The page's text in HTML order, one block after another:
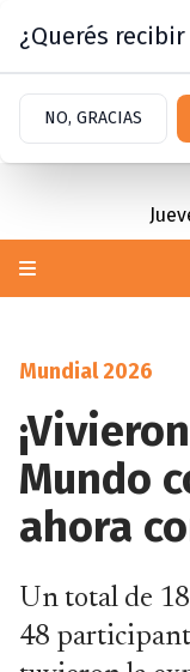
Mundial 2026
Mundo
ahora
Un total de
48
¿Querés
NO, GRACIAS